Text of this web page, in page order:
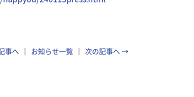
事へ お知らせ一覧 次の記事へ →